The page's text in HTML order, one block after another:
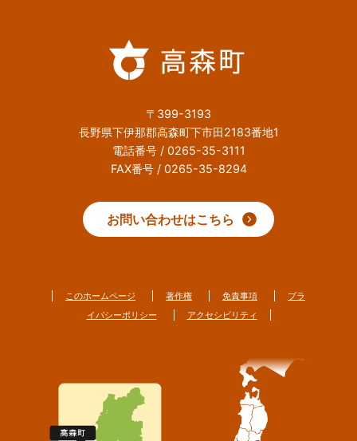
〒399-3193
長野県下伊那郡高森町下市田2183番地1
電話番号 / 0265-35-3111
FAX番号 / 0265-35-8294
お問い合わせはこちら
このホームページ 著作権 免責事項
プラ
イバシーポリシー
アクセシビリティ